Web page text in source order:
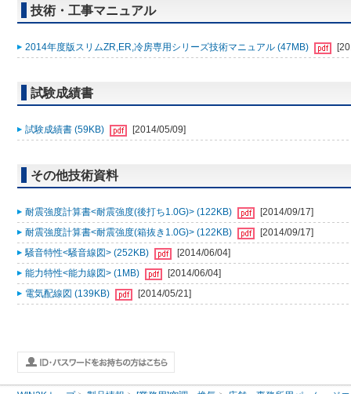
技術・工事マニュアル
2014年度版スリムZR,ER,冷房専用シリーズ技術マニュアル (47MB)
試験成績書
試験成績書 (59KB) [2014/05/09]
その他技術資料
耐震強度計算書<耐震強度(後打ち1.0G)> (122KB)
[2014/09/17]
耐震強度計算書<耐震強度(箱抜き1.0G)> (122KB)
[2014/09/17]
騒音特性<騒音線図> (252KB)
[2014/06/04]
能力特性<能力線図> (1MB)
[2014/06/04]
電気配線図 (139KB)
[2014/05/21]